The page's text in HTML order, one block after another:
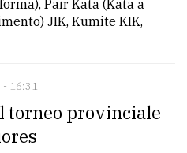
Pair Kata (Kata a
JIK, Kumite KIK,
- 16:31
torneo provinciale